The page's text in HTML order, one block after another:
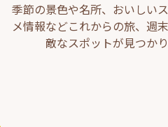
季節の景色や名所、おいしい
メ情報などこれからの旅、週
敵なスポットが見つか